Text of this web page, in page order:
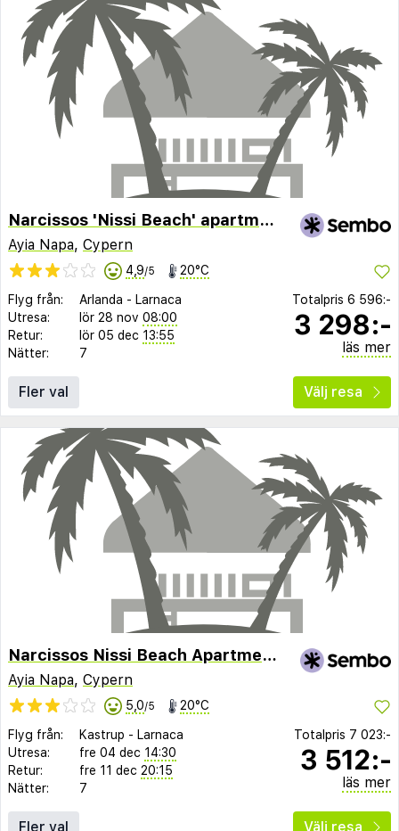
Narcissos 'Nissi Beach' apartment C3
Ayia Napa, Cypern
4,9/5 20°C
Flyg från: Arlanda - Larnaca
Utresa:
lör 28 nov 08:00
Retur:
lör 05 dec 13:55
Nätter:
7
Totalpris 6 596:-
3 298:-
läs mer
Fler val Välj resa
Narcissos Nissi Beach Apartment E9
Ayia Napa, Cypern
5,0/5 20°C
Flyg från: Kastrup - Larnaca
Utresa:
fre 04 dec 14:30
Retur:
fre 11 dec 20:15
Nätter:
7
Totalpris 7 023:-
3 512:-
läs mer
Fler val Välj resa